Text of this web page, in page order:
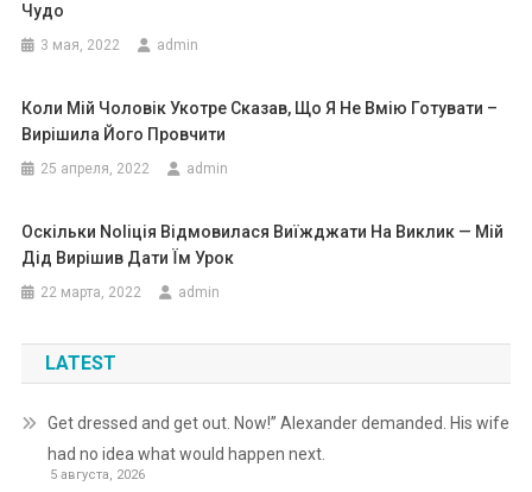
Чудо
3 мая, 2022 admin
Коли Мій Чоловік Укотре Сказав, Що Я Не Вмію Готувати –
Вирішила Його Провчити
25 апреля, 2022 admin
Оскільки Nоlіція Відмовилася Виїжджати На Виклик — Мій
Дід Вирішив Дати Їм Урок
22 марта, 2022 admin
LATEST
Get dressed and get out. Now!” Alexander demanded. His wife
had no idea what would happen next.
5 августа, 2026